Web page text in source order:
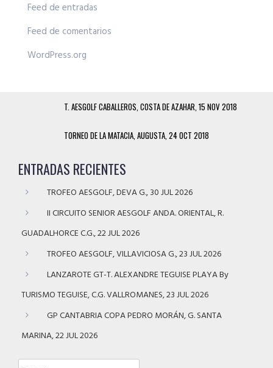
Feed de entradas
Feed de comentarios
WordPress.org
T. AESGOLF CABALLEROS, COSTA DE AZAHAR, 15 NOV 2018
TORNEO DE LA MATACIA, AUGUSTA, 24 OCT 2018
ENTRADAS RECIENTES
TROFEO AESGOLF, DEVA G., 30 JUL 2026
II CIRCUITO SENIOR AESGOLF ANDA. ORIENTAL, R.
GUADALHORCE C.G., 22 JUL 2026
TROFEO AESGOLF, VILLAVICIOSA G., 23 JUL 2026
LANZAROTE GT-T. ALEXANDRE TEGUISE PLAYA By
TURISMO TEGUISE, C.G. VALLROMANES, 23 JUL 2026
GP CANTABRIA COPA PEDRO MORÁN, G. SANTA
MARINA, 22 JUL 2026